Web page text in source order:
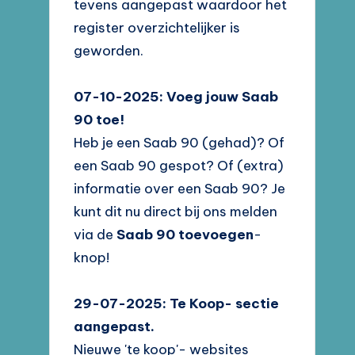
tevens aangepast waardoor het
register overzichtelijker is
geworden.
07-10-2025: Voeg jouw Saab
90 toe!
Heb je een Saab 90 (gehad)? Of
een Saab 90 gespot? Of (extra)
informatie over een Saab 90? Je
kunt dit nu direct bij ons melden
via deSaab 90 toevoegen-
knop!
29-07-2025: Te Koop- sectie
aangepast.
Nieuwe 'te koop'- websites